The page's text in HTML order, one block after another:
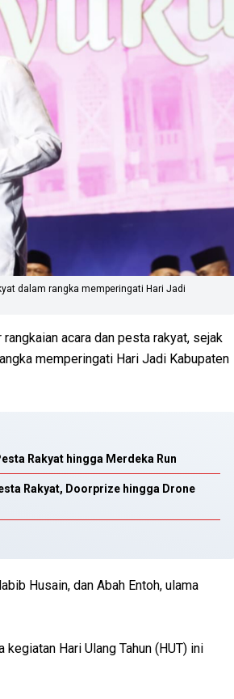
dalam rangka memperingati Hari Jadi
acara dan pesta rakyat, sejak
memperingati Hari Jadi Kabupaten
Rakyat hingga Merdeka Run
Rakyat, Doorprize hingga Drone
Husain, dan Abah Entoh, ulama
Hari Ulang Tahun (HUT) ini